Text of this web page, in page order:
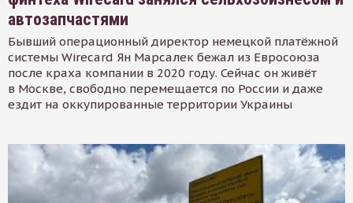
автозапчастями
Бывший операционный директор немецкой платёжной
системы Wirecard Ян Марсалек бежал из Евросоюза
после краха компании в 2020 году. Сейчас он живёт
в Москве, свободно перемещается по России и даже
ездит на оккупированные территории Украины